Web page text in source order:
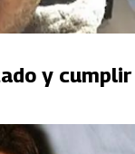
y cumplir